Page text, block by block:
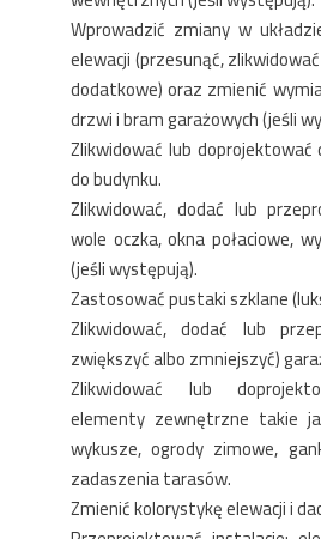
Wprowadzić zmiany w
elewacji (przesunąć,
dodatkowe) oraz zmienić
drzwi i bram garażowych (jeśli
Zlikwidować lub
do budynku.
Zlikwidować, dodać lub
wole oczka, okna połaciowe,
(jeśli występują).
Zastosować pustaki szklane
Zlikwidować, dodać lub
zwiększyć albo zmniejszyć)
Zlikwidować lub
elementy zewnętrzne takie
wykusze, ogrody zimowe,
zadaszenia tarasów.
Zmienić kolorystykę elewacji i